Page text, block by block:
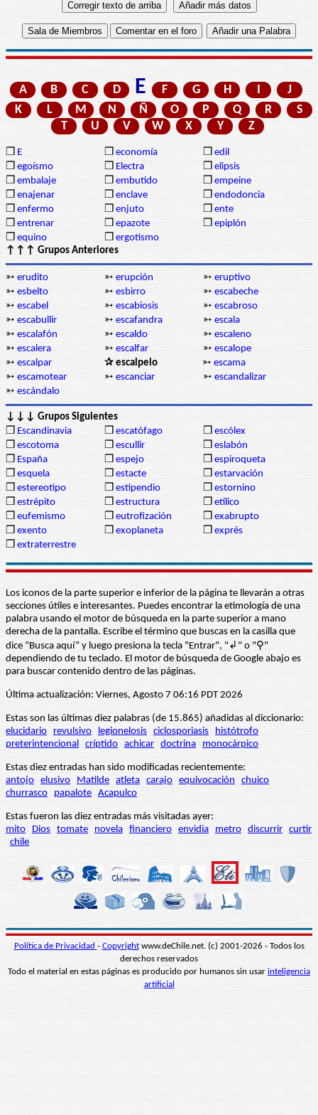
A B C D E F G H I
J
K
L M N Ñ O P Q R
S
T
U V W X Y Z
❒ E ❒ economía ❒ edil
❒ egoísmo ❒ Electra ❒ elipsis
❒ embalaje ❒ embutido ❒ empeine
❒ enajenar ❒ enclave ❒ endodoncia
❒ enfermo ❒ enjuto ❒ ente
❒ entrenar ❒ epazote ❒ epiplón
❒ equino ❒ ergotismo
↑↑↑ Grupos Anteriores
➳ erudito ➳ erupción ➳ eruptivo
➳ esbelto ➳ esbirro ➳ escabeche
➳ escabel ➳ escabiosis ➳ escabroso
➳ escabullir ➳ escafandra ➳ escala
➳ escalafón ➳ escaldo ➳ escaleno
➳ escalera ➳ escalfar ➳ escalope
➳ escalpar ✰ escalpelo ➳ escama
➳ escamotear ➳ escanciar ➳ escandalizar
➳ escándalo
↓↓↓ Grupos Siguientes
❒ Escandinavia ❒ escatófago ❒ escólex
❒ escotoma ❒ escullir ❒ eslabón
❒ España ❒ espejo ❒ espiroqueta
❒ esquela ❒ estacte ❒ estarvación
❒ estereotipo ❒ estipendio ❒ estornino
❒ estrépito ❒ estructura ❒ etílico
❒ eufemismo ❒ eutrofización ❒ exabrupto
❒ exento ❒ exoplaneta ❒ exprés
❒ extraterrestre
Los iconos de la parte superior e inferior de la página te llevarán a otras
secciones útiles e interesantes. Puedes encontrar la etimología de una
palabra usando el motor de búsqueda en la parte superior a mano
derecha de la pantalla. Escribe el término que buscas en la casilla que
dice “Busca aquí” y luego presiona la tecla "Entrar", "↲" o "⚲"
dependiendo de tu teclado. El motor de búsqueda de Google abajo es
para buscar contenido dentro de las páginas.
Última actualización: Viernes, Agosto 7 06:16 PDT 2026
Estas son las últimas diez palabras (de 15.865) añadidas al diccionario:
elucidario
revulsivo legionelosis ciclosporiasis
histótrofo
preterintencional críptido achicar doctrina monocárpico
Estas diez entradas han sido modificadas recientemente:
antojo elusivo Matilde atleta carajo equivocación
chuico
churrasco
papalote Acapulco
Estas fueron las diez entradas más visitadas ayer:
mito
Dios tomate novela financiero envidia metro discurrir curtir
chile
Política de Privacidad - Copyrightwww.deChile.net. (c) 2001-2026 - Todos los
derechos reservados
Todo el material en estas páginas es producido por humanos sin usar inteligencia
artificial